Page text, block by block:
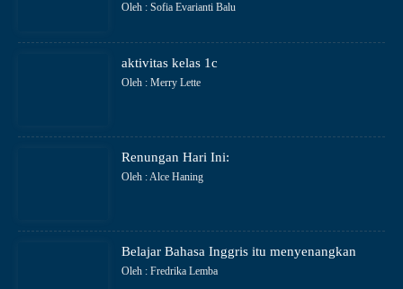
Oleh : Sofia Evarianti Balu
aktivitas kelas 1c
Oleh : Merry Lette
Renungan Hari Ini:
Oleh : Alce Haning
Belajar Bahasa Inggris itu menyenangkan
Oleh : Fredrika Lemba